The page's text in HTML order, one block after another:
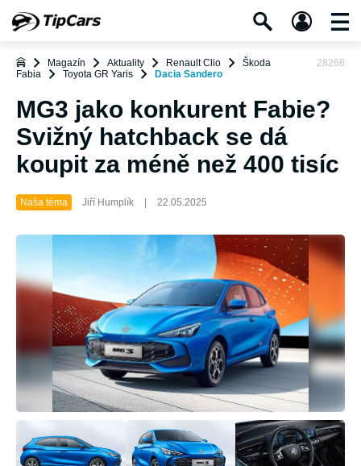
Magazín Aktuality Renault Clio
Škoda
Fabia
Toyota GR Yaris Dacia Sandero
28268
MG3 jako konkurent Fabie?
Svižný hatchback se dá
koupit za méně než 400 tisíc
Naša téma Jiří Humplík 22.05.2025